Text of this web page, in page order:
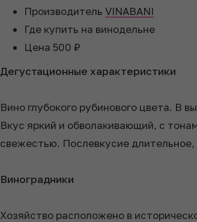
Производитель VINABANI
Где купить на винодельне
Цена 500 ₽
Дегустационные характеристики
Вино глубокого рубинового цвета. В
Вкус яркий и обволакивающий, с
свежестью. Послевкусие
Виноградники
Хозяйство расположено в